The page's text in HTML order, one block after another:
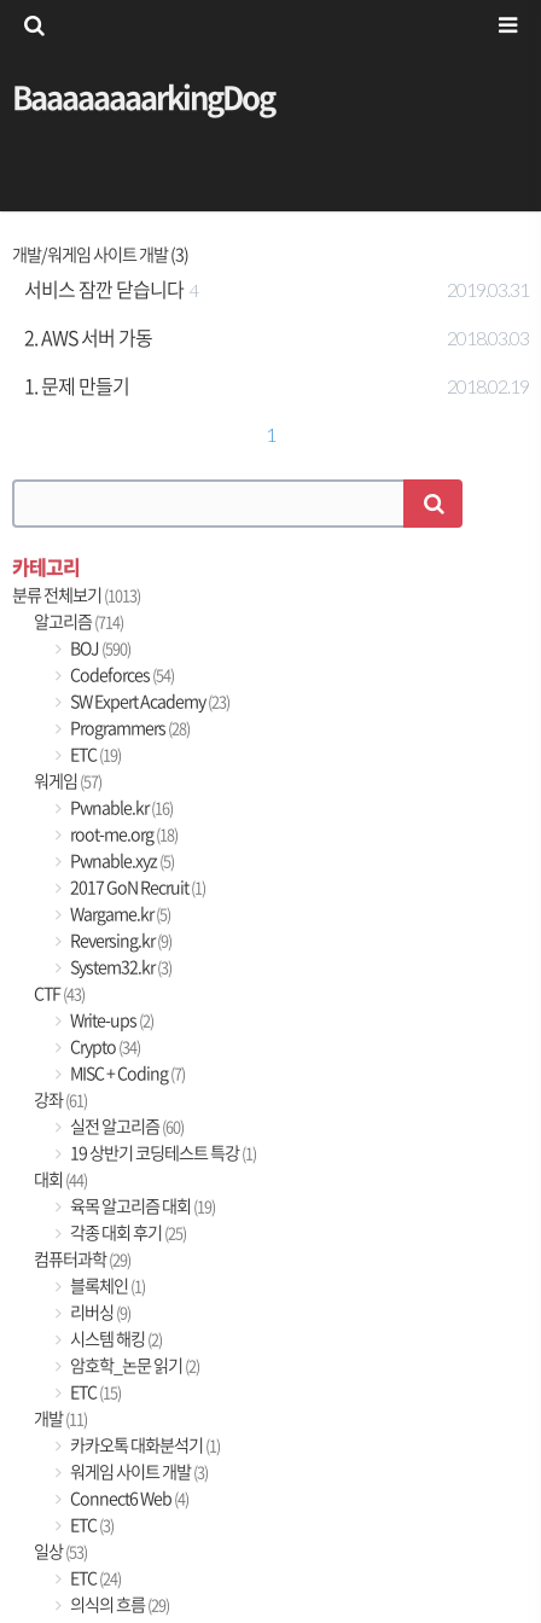
BaaaaaaaarkingDog
개발/워게임 사이트 개발 (3)
서비스 잠깐 닫습니다 4 2019.03.31
2. AWS 서버 가동 2018.03.03
1. 문제 만들기 2018.02.19
1
카테고리
분류 전체보기(1013)
알고리즘(714)
BOJ (590)
Codeforces(54)
SW Expert Academy(23)
Programmers(28)
ETC(19)
워게임(57)
Pwnable.kr(16)
root-me.org(18)
Pwnable.xyz(5)
2017 GoN Recruit(1)
Wargame.kr(5)
Reversing.kr(9)
System32.kr(3)
CTF(43)
Write-ups(2)
Crypto(34)
MISC + Coding(7)
강좌(61)
실전 알고리즘(60)
19 상반기 코딩테스트 특강(1)
대회 (44)
육목 알고리즘 대회 (19)
각종 대회 후기(25)
컴퓨터과학(29)
블록체인(1)
리버싱(9)
시스템 해킹(2)
암호학_논문 읽기(2)
ETC(15)
개발(11)
카카오톡 대화분석기(1)
워게임 사이트 개발(3)
Connect6 Web(4)
ETC(3)
일상(53)
ETC(24)
의식의 흐름(29)